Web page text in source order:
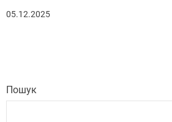
05.12.2025
Пошук